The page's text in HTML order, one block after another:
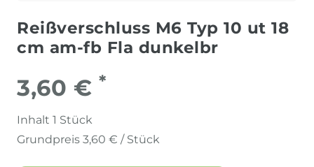
Reißverschluss M6 Typ 10 ut 18
cm am-fb Fla dunkelbr
3,60 € *
Inhalt 1 Stück
Grundpreis 3,60 € / Stück